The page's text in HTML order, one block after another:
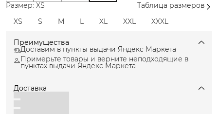
Размер: XS
Таблица размеров
XS
S M L XL XXL XXXL
Преимущества
Доставим в пункты выдачи Яндекс Маркета
Примерьте товары и верните неподходящие в
пунктах выдачи Яндекс Маркета
Доставка